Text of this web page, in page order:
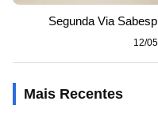
Segunda Via
12/
Mais Recentes